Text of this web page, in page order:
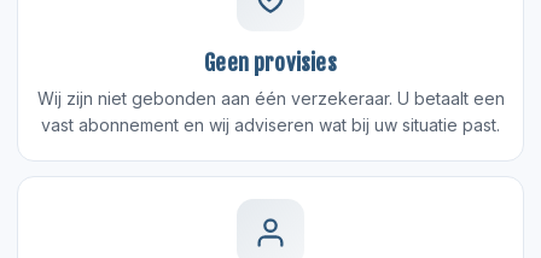
Geen provisies
Wij zijn niet gebonden aan één verzekeraar. U betaalt een
vast abonnement en wij adviseren wat bij uw situatie past.